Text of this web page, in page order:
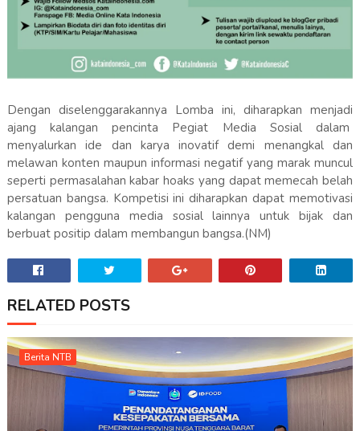
Dengan diselenggarakannya Lomba ini, diharapkan menjadi
ajang kalangan pencinta Pegiat Media Sosial dalam
menyalurkan ide dan karya inovatif demi menangkal dan
melawan konten maupun informasi negatif yang marak muncul
seperti permasalahan kabar hoaks yang dapat memecah belah
persatuan bangsa. Kompetisi ini diharapkan dapat memotivasi
kalangan pengguna media sosial lainnya untuk bijak dan
berbuat positip dalam membangun bangsa.(NM)
RELATED POSTS
Berita NTB